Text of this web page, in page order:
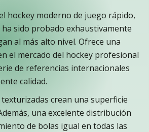
hockey moderno de juego rápido,
ha sido probado exhaustivamente
al más alto nivel. Ofrece una
el mercado del hockey profesional
de referencias internacionales
calidad.
crean una superficie
una excelente distribución
de bolas igual en todas las